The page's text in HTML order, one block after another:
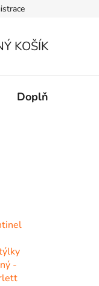
o použití cookies
KOŠÍK
Doplňky
-